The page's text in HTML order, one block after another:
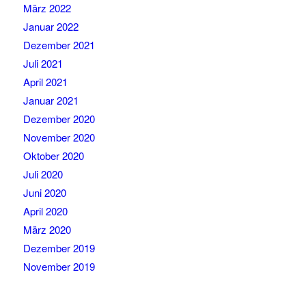
März 2022
Januar 2022
Dezember 2021
Juli 2021
April 2021
Januar 2021
Dezember 2020
November 2020
Oktober 2020
Juli 2020
Juni 2020
April 2020
März 2020
Dezember 2019
November 2019